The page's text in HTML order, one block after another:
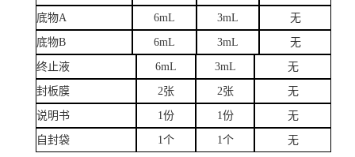
底物A 6mL 3mL 无
底物B 6mL 3mL 无
终止液 6mL 3mL 无
封板膜 2张 2张 无
说明书 1份 1份 无
自封袋 1个 1个 无